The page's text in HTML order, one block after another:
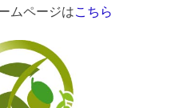
ムページは こちら